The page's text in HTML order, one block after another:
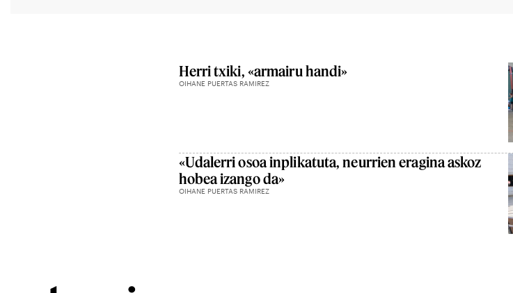
Herri txiki, «armairu handi»
OIHANE PUERTAS RAMIREZ
«Udalerri osoa inplikatuta, neurrien eragina askoz
hobea izango da»
OIHANE PUERTAS RAMIREZ